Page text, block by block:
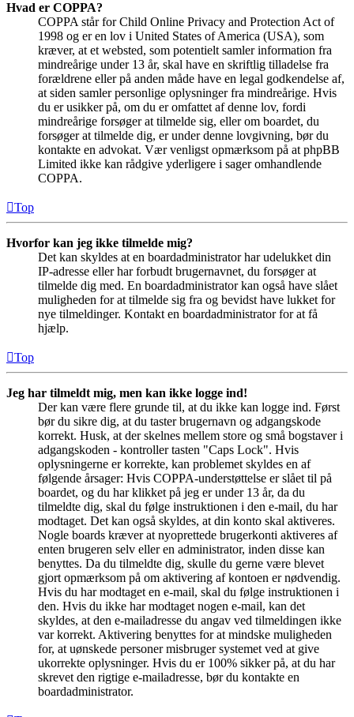
Hvad er COPPA?
COPPA står for Child Online Privacy and Protection Act of
1998 og er en lov i United States of America (USA), som
kræver, at et websted, som potentielt samler information fra
mindreårige under 13 år, skal have en skriftlig tilladelse fra
forældrene eller på anden måde have en legal godkendelse af,
at siden samler personlige oplysninger fra mindreårige. Hvis
du er usikker på, om du er omfattet af denne lov, fordi
mindreårige forsøger at tilmelde sig, eller om boardet, du
forsøger at tilmelde dig, er under denne lovgivning, bør du
kontakte en advokat. Vær venligst opmærksom på at phpBB
Limited ikke kan rådgive yderligere i sager omhandlende
COPPA.
Top
Hvorfor kan jeg ikke tilmelde mig?
Det kan skyldes at en boardadministrator har udelukket din
IP-adresse eller har forbudt brugernavnet, du forsøger at
tilmelde dig med. En boardadministrator kan også have slået
muligheden for at tilmelde sig fra og bevidst have lukket for
nye tilmeldinger. Kontakt en boardadministrator for at få
hjælp.
Top
Jeg har tilmeldt mig, men kan ikke logge ind!
Der kan være flere grunde til, at du ikke kan logge ind. Først
bør du sikre dig, at du taster brugernavn og adgangskode
korrekt. Husk, at der skelnes mellem store og små bogstaver i
adgangskoden - kontroller tasten "Caps Lock". Hvis
oplysningerne er korrekte, kan problemet skyldes en af
følgende årsager: Hvis COPPA-understøttelse er slået til på
boardet, og du har klikket på jeg er under 13 år, da du
tilmeldte dig, skal du følge instruktionen i den e-mail, du har
modtaget. Det kan også skyldes, at din konto skal aktiveres.
Nogle boards kræver at nyoprettede brugerkonti aktiveres af
enten brugeren selv eller en administrator, inden disse kan
benyttes. Da du tilmeldte dig, skulle du gerne være blevet
gjort opmærksom på om aktivering af kontoen er nødvendig.
Hvis du har modtaget en e-mail, skal du følge instruktionen i
den. Hvis du ikke har modtaget nogen e-mail, kan det
skyldes, at den e-mailadresse du angav ved tilmeldingen ikke
var korrekt. Aktivering benyttes for at mindske muligheden
for, at uønskede personer misbruger systemet ved at give
ukorrekte oplysninger. Hvis du er 100% sikker på, at du har
skrevet den rigtige e-mailadresse, bør du kontakte en
boardadministrator.